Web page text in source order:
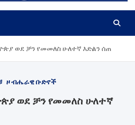
ወደ ቻን የመመለስ ሁለተኛ እድልን ሰጠ
ዞ ብሔራዊ ቡድኖች
ወደ ቻን የመመለስ ሁለተኛ